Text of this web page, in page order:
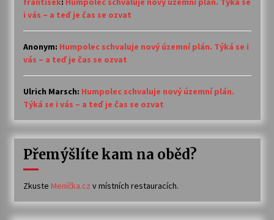
i vás – a teď je čas se ozvat
Anonym: Humpolec schvaluje nový územní plán. Týká se i
vás – a teď je čas se ozvat
Ulrich Marsch: Humpolec schvaluje nový územní plán.
Týká se i vás – a teď je čas se ozvat
Přemýšlíte kam na oběd?
Zkuste Meníčka.cz v místních restauracích.